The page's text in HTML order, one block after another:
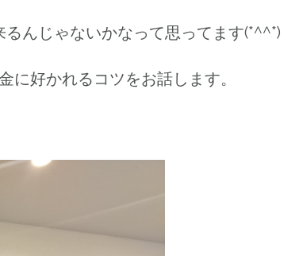
んじゃないかなって思ってます(*^^*)
に好かれるコツをお話します。